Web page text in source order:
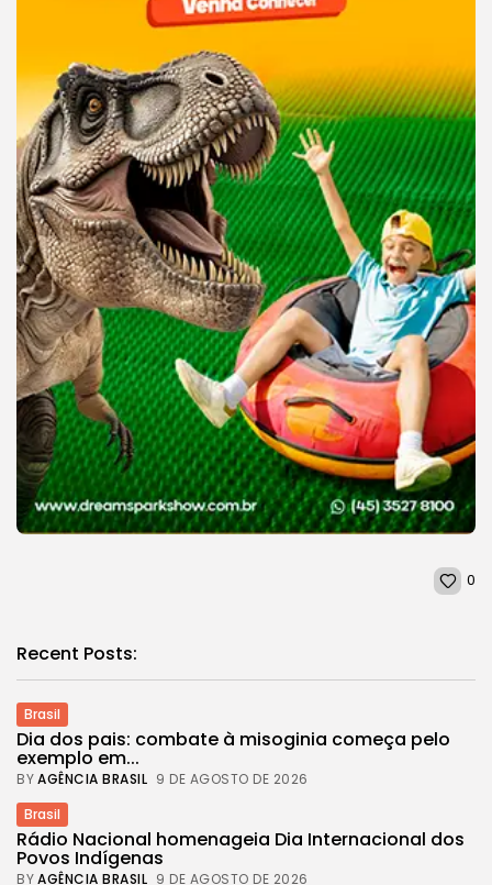
0
Recent Posts:
Brasil
Dia dos pais: combate à misoginia começa pelo
exemplo em...
BYAGÊNCIA BRASIL 9 DE AGOSTO DE 2026
Brasil
Rádio Nacional homenageia Dia Internacional dos
Povos Indígenas
BYAGÊNCIA BRASIL 9 DE AGOSTO DE 2026